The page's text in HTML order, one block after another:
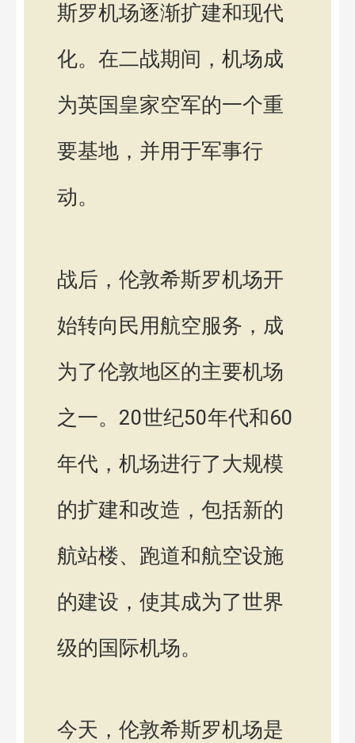
斯罗机场逐渐扩建和现代
化。在二战期间，机场成
为英国皇家空军的一个重
要基地，并用于军事行
动。
战后，伦敦希斯罗机场开
始转向民用航空服务，成
为了伦敦地区的主要机场
之一。20世纪50年代和60
年代，机场进行了大规模
的扩建和改造，包括新的
航站楼、跑道和航空设施
的建设，使其成为了世界
级的国际机场。
今天，伦敦希斯罗机场是